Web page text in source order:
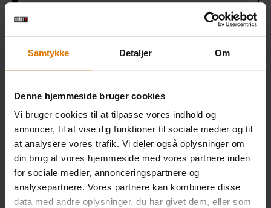
Samtykke Detaljer Om
Denne hjemmeside bruger cookies
Vi bruger cookies til at tilpasse vores indhold og
annoncer, til at vise dig funktioner til sociale medier og til
at analysere vores trafik. Vi deler også oplysninger om
din brug af vores hjemmeside med vores partnere inden
for sociale medier, annonceringspartnere og
analysepartnere. Vores partnere kan kombinere disse
data med andre oplysninger, du har givet dem, eller som
Salt
PRINT THIS LIST